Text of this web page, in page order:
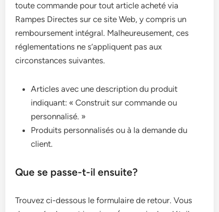
toute commande pour tout article acheté via
Rampes Directes sur ce site Web, y compris un
remboursement intégral. Malheureusement, ces
réglementations ne s’appliquent pas aux
circonstances suivantes.
Articles avec une description du produit
indiquant: « Construit sur commande ou
personnalisé. »
Produits personnalisés ou à la demande du
client.
Que se passe-t-il ensuite?
Trouvez ci-dessous le formulaire de retour. Vous